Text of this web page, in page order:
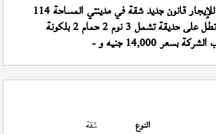
بالمرحلة الحادية عشر للإيجار قانون جديد شقة في مدينتي المساحة 114
بالطابق 0 بحري تطل على حديقة تشمل 3 نوم 2 حمام 2 بلكونة
بسعر 14,000 جنيه و -
النوع
شقة